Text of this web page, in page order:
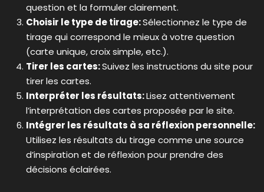
question et la formuler clairement.
Choisir le type de tirage:Sélectionnez le type de
tirage qui correspond le mieux à votre question
(carte unique, croix simple, etc.).
Tirer les cartes:Suivez les instructions du site pour
tirer les cartes.
Interpréter les résultats:Lisez attentivement
l’interprétation des cartes proposée par le site.
Intégrer les résultats à sa réflexion personnelle:
Utilisez les résultats du tirage comme une source
d’inspiration et de réflexion pour prendre des
décisions éclairées.